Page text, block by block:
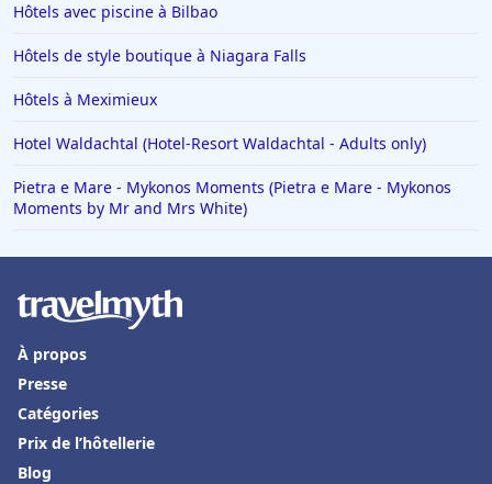
Hôtels avec piscine à Bilbao
Hôtels de style boutique à Niagara Falls
Hôtels à Meximieux
Hotel Waldachtal (Hotel-Resort Waldachtal - Adults only)
Pietra e Mare - Mykonos Moments (Pietra e Mare - Mykonos
Moments by Mr and Mrs White)
À propos
Presse
Catégories
Prix de l’hôtellerie
Blog